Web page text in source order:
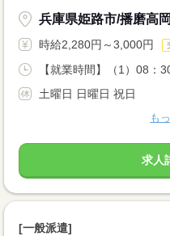
兵庫県姫路市/播磨高
時給2,280円～3,000円
【就業時間】（1）08：
土曜日 日曜日 祝日
も
求人
[一般派遣]